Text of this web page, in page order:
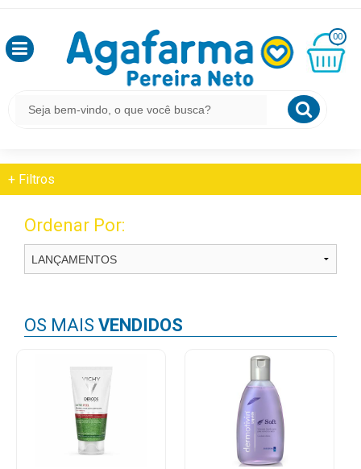
,
SEJA
LOGIN
&
MEUS
TODOS
00
R$
0,00
EXPECTORANTE
+ Filtros
Ordenar Por:
OS MAIS VENDIDOS